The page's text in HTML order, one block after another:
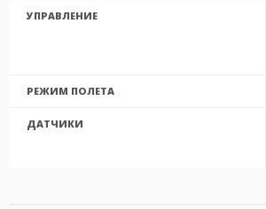
УПРАВЛЕНИЕ
РЕЖИМ ПОЛЕТА
ДАТЧИКИ